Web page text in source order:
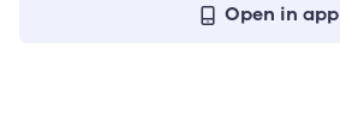
Open in app